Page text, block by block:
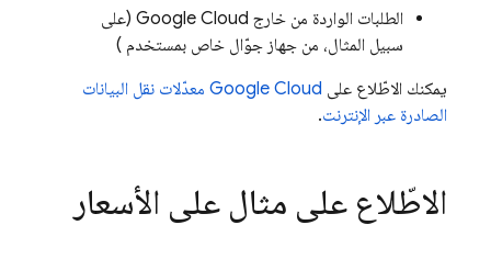
الطلبات الواردة من خارج Google Cloud (على
سبيل المثال، من جهاز جوّال خاص بمستخدم )
يمكنك الاطّلاع على Google Cloud معدّلات نقل البيانات
الصادرة عبر الإنترنت.
الاطّلاع على مثال على الأسعار